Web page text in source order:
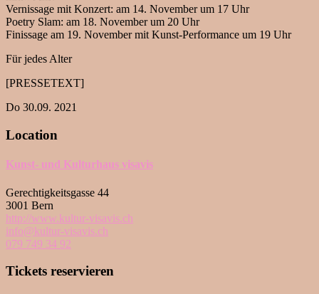
Vernissage mit Konzert: am 14. November um 17 Uhr
Poetry Slam: am 18. November um 20 Uhr
Finissage am 19. November mit Kunst-Performance um 19 Uhr
Für jedes Alter
[PRESSETEXT]
Do 30.09. 2021
Location
Kunst- und Kulturhaus visavis
Gerechtigkeitsgasse 44
3001 Bern
http://www.kultur-visavis.ch
info@kultur-visavis.ch
079 749 34 92
Tickets reservieren